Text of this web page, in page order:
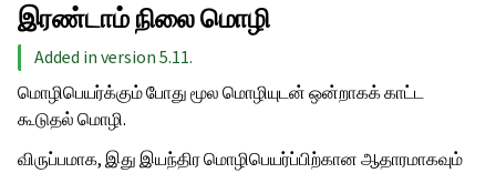
இரண்டாம் நிலை மொழி
Added in version 5.11.
மொழிபெயர்க்கும் போது மூல மொழியுடன் ஒன்றாகக் காட்ட
கூடுதல் மொழி.
விருப்பமாக, இது இயந்திர மொழிபெயர்ப்பிற்கான ஆதாரமாகவும்